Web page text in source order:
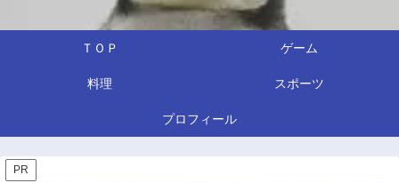
ＴＯＰ ゲーム
料理 スポーツ
プロフィール
PR